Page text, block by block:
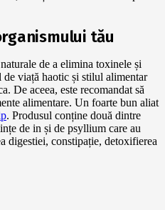
tău
de a elimina toxinele și
viață haotic și stilul alimentar
De aceea, este recomandat să
alimentare. Un foarte bun aliat
. Produsul conține două dintre
de in și de psyllium care au
digestiei, constipație, detoxifierea